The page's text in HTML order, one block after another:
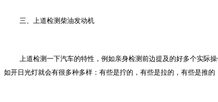
三、上道检测柴油发动机
上道检测一下汽车的特性，例如亲身检测前边提及的好多个实
如开日光灯就会有很多种多样：有些是拧的，有些是拉的，有些是推